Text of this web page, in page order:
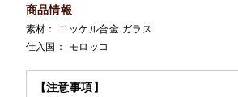
商品情報
素材： ニッケル合金 ガラス
仕入国： モロッコ
【注意事項】